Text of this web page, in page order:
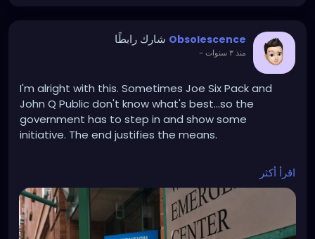
Obsolescence شارك رابطًا
منذ ٣ سنوات -
I'm alright with this. Sometimes Joe Six Pack and
John Q Public don't know what's best...so the
government has to step in and show some
initiative. The end justifies the means.
اقرأ أكثر